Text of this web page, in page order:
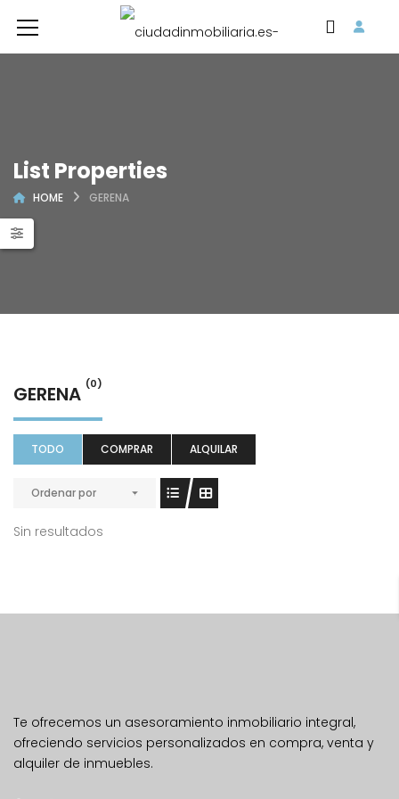
List Properties
HOME GERENA
GERENA (0)
TODO COMPRAR ALQUILAR
Ordenar por
Sin resultados
Te ofrecemos un asesoramiento inmobiliario integral,
ofreciendo servicios personalizados en compra, venta y
alquiler de inmuebles.